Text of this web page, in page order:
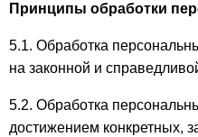
Принципы обработки
5.1. Обработка
на законной и
5.2. Обработка
достижением конкретных,